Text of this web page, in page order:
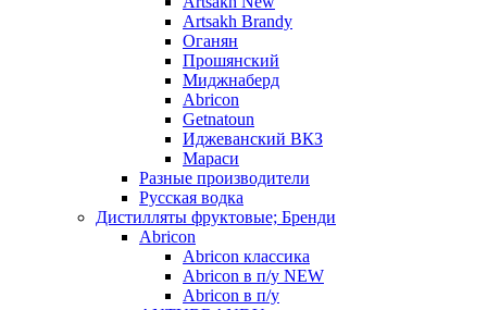
Artsakh Brandy
Оганян
Прошянский
Миджнаберд
Abricon
Getnatoun
Иджеванский ВКЗ
Мараси
Разные производители
Русская водка
Дистилляты фруктовые; Бренди
Abricon
Abricon классика
Abricon в п/у NEW
Abricon в п/у